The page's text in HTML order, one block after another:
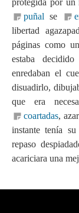
protegida por un
puñal se
libertad
páginas como
estaba
enredaban el
disuadirlo,
que era
coartadas,
instante tenía
repaso
acariciara una